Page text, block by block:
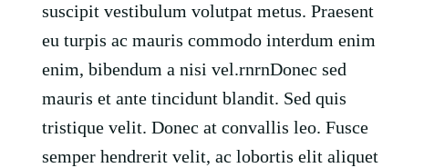
suscipit vestibulum volutpat metus. Praesent
eu turpis ac mauris commodo interdum enim
enim, bibendum a nisi vel.rnrnDonec sed
mauris et ante tincidunt blandit. Sed quis
tristique velit. Donec at convallis leo. Fusce
semper hendrerit velit, ac lobortis elit aliquet